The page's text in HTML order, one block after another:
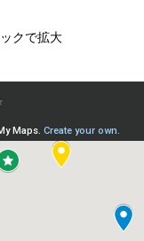
クで拡大